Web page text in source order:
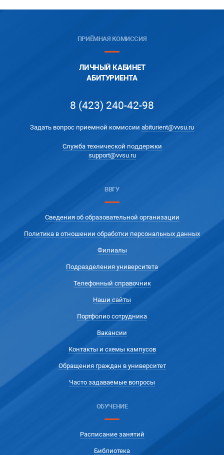
ПРИЁМНАЯ КОМИССИЯ
ЛИЧНЫЙ КАБИНЕТ
АБИТУРИЕНТА
8 (423) 240-42-98
Задать вопрос приемной комиссии abiturient@vvsu.ru
Служба технической поддержки
support@vvsu.ru
ВВГУ
Сведения об образовательной организации
Политика в отношении обработки персональных данных
Филиалы
Подразделения университета
Телефонный справочник
Наши сайты
Портфолио сотрудника
Вакансии
Контакты и схемы кампусов
Обращения граждан в университет
Часто задаваемые вопросы
ОБУЧЕНИЕ
Расписание занятий
Библиотека